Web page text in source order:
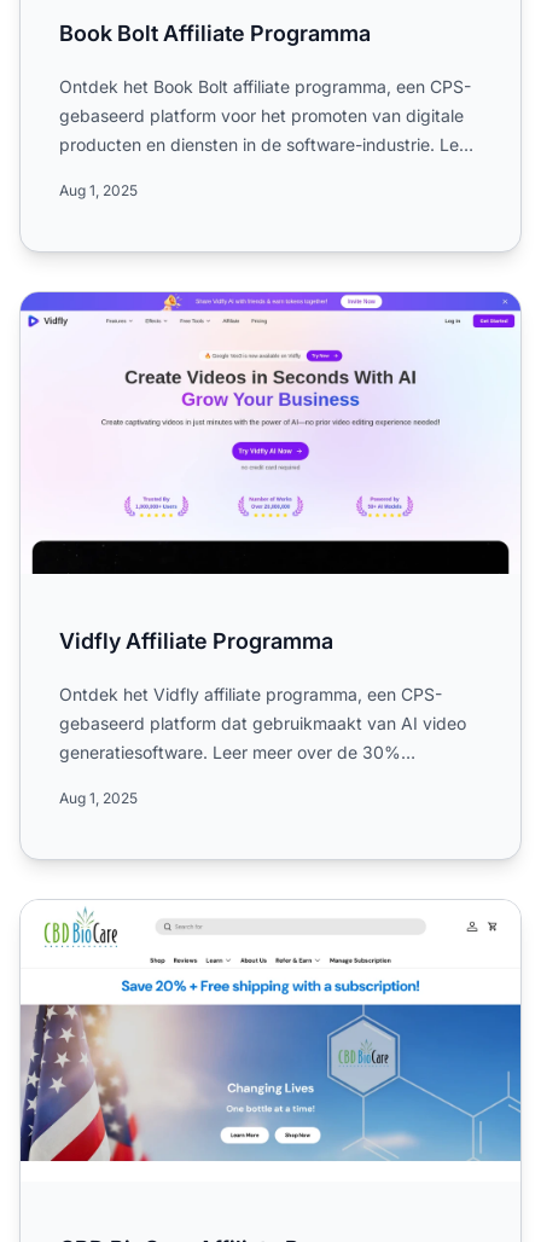
Book Bolt Affiliate Programma
Ontdek het Book Bolt affiliate programma, een CPS-
gebaseerd platform voor het promoten van digitale
producten en diensten in de software-industrie. Lees
Aug 1, 2025
Vidfly Affiliate Programma
Vidfly Affiliate Programma
Ontdek het Vidfly affiliate programma, een CPS-
gebaseerd platform dat gebruikmaakt van AI video
generatiesoftware. Leer meer over de 30%
Aug 1, 2025
CBD BioCare Affiliate Programma